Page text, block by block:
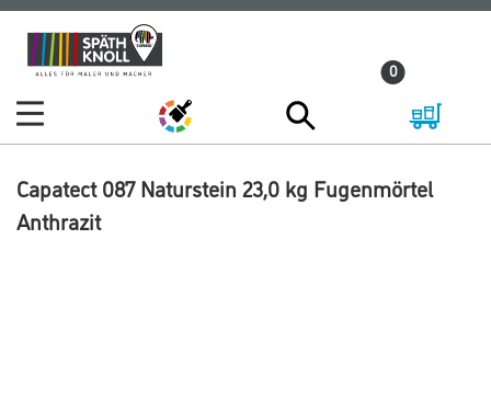
Zum
Inhalt
Zum
Navigationsmenü
0
Capatect 087 Naturstein 23,0 kg Fugenmörtel
Anthrazit